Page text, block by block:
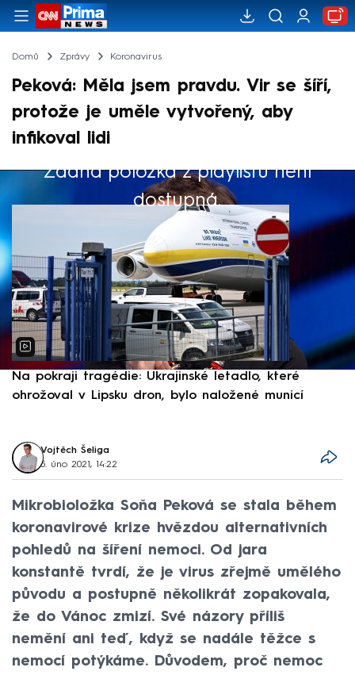
Domů Zprávy Koronavirus
Peková: Měla jsem pravdu. Vir se šíří,
protože je uměle vytvořený, aby
infikoval lidi
Žádná položka z playlistu není
dostupná.
Výběr redakce
Na pokraji tragédie: Ukrajinské letadlo, které
ohrožoval v Lipsku dron, bylo naložené municí
Vojtěch Šeliga
5. úno 2021, 14:22
Mikrobioložka Soňa Peková se stala během
koronavirové krize hvězdou alternativních
pohledů na šíření nemoci. Od jara
konstantě tvrdí, že je virus zřejmě umělého
původu a postupně několikrát zopakovala,
že do Vánoc zmizí. Své názory příliš
nemění ani teď, když se nadále těžce s
nemocí potýkáme. Důvodem, proč nemoc